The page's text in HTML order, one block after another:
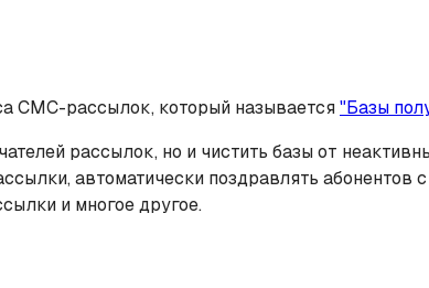
СМС-рассылок, который называется"Базы
рассылок, но и чистить базы от
автоматически поздравлять абонентов
и многое другое.